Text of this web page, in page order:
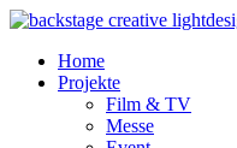
Home
Projekte
Film & TV
Messe